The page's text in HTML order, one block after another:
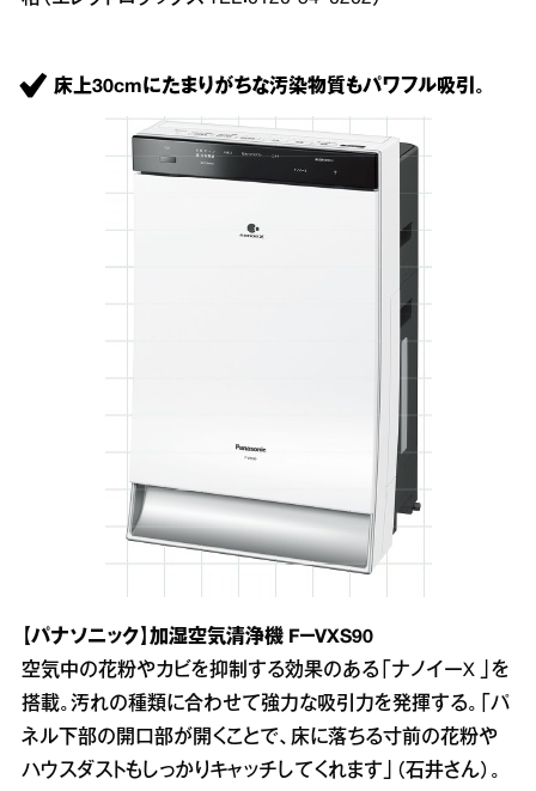
床上30cmにたまりがちな汚染物質もパワフル吸引。
【パナソニック】加湿空気清浄機 F－VXS90
空気中の花粉やカビを抑制する効果のある「ナノイーX 」を
搭載。汚れの種類に合わせて強力な吸引力を発揮する。「パ
ネル下部の開口部が開くことで、床に落ちる寸前の花粉や
ハウスダストもしっかりキャッチしてくれます」（石井さん）。